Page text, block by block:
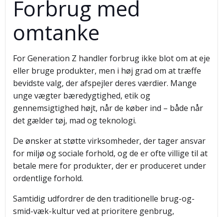
Forbrug med
omtanke
For Generation Z handler forbrug ikke blot om at eje
eller bruge produkter, men i høj grad om at træffe
bevidste valg, der afspejler deres værdier. Mange
unge vægter bæredygtighed, etik og
gennemsigtighed højt, når de køber ind – både når
det gælder tøj, mad og teknologi.
De ønsker at støtte virksomheder, der tager ansvar
for miljø og sociale forhold, og de er ofte villige til at
betale mere for produkter, der er produceret under
ordentlige forhold.
Samtidig udfordrer de den traditionelle brug-og-
smid-væk-kultur ved at prioritere genbrug,